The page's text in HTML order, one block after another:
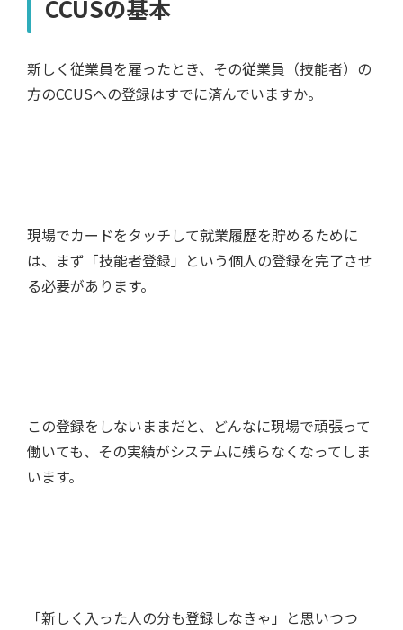
CCUSの基本
新しく従業員を雇ったとき、その従業員（技能者）の
方のCCUSへの登録はすでに済んでいますか。
現場でカードをタッチして就業履歴を貯めるために
は、まず「技能者登録」という個人の登録を完了させ
る必要があります。
この登録をしないままだと、どんなに現場で頑張って
働いても、その実績がシステムに残らなくなってしま
います。
「新しく入った人の分も登録しなきゃ」と思いつつ